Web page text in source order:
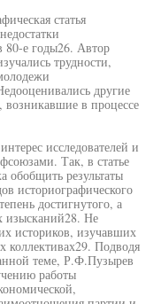
статья
80-е годы26. Автор
трудности,
другие
возникавшие в процессе
исследователей и
Так, в статье
результаты
историографического
достигнутого, а
изысканий28. Не
историков, изучавших
Подводя
теме, Р.Ф.Пузырев
работы